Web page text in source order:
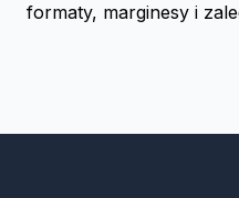
formaty, marginesy i